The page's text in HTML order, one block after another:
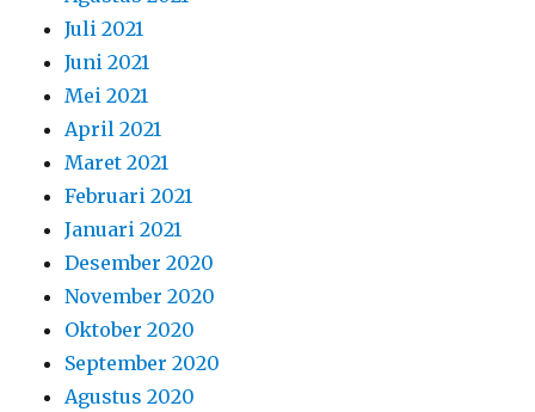
Juli 2021
Juni 2021
Mei 2021
April 2021
Maret 2021
Februari 2021
Januari 2021
Desember 2020
November 2020
Oktober 2020
September 2020
Agustus 2020